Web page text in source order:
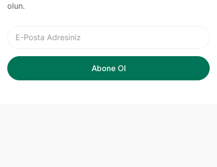
olun.